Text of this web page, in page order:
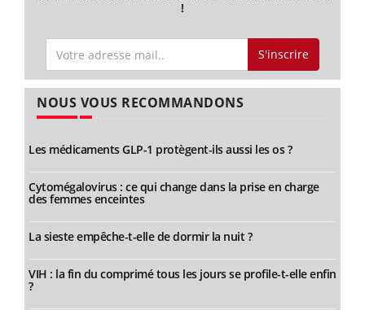
!
S'inscrire
NOUS VOUS RECOMMANDONS
Les médicaments GLP-1 protègent-ils aussi les os ?
Cytomégalovirus : ce qui change dans la prise en charge
des femmes enceintes
La sieste empêche-t-elle de dormir la nuit ?
VIH : la fin du comprimé tous les jours se profile-t-elle enfin
?